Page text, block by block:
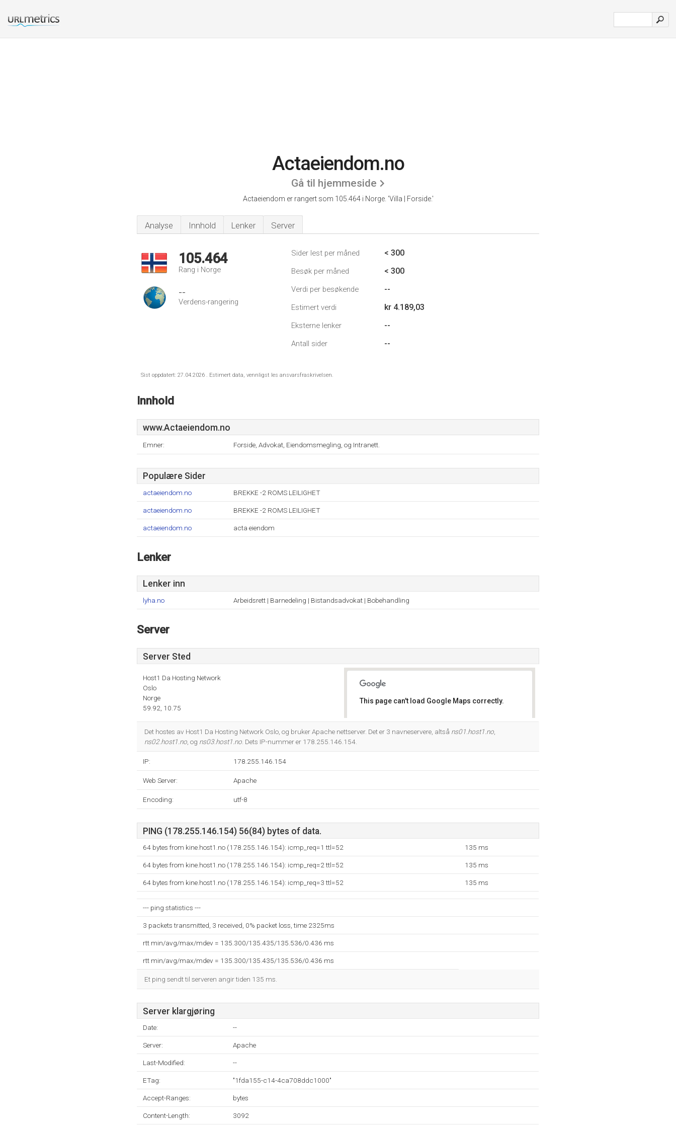
Actaeiendom.no
Gå til hjemmeside
Actaeiendom er rangert som 105.464 i Norge. 'Villa | Forside.'
Analyse Innhold Lenker Server
105.464
Rang i Norge
--
Verdens-rangering
Sider lest per måned < 300
Besøk per måned < 300
Verdi per besøkende --
Estimert verdi kr 4.189,03
Eksterne lenker --
Antall sider --
Sist oppdatert: 27.04.2026 . Estimert data, vennligst les ansvarsfraskrivelsen.
Innhold
www.Actaeiendom.no
Emner: Forside, Advokat, Eiendomsmegling, og Intranett.
Populære Sider
actaeiendom.no BREKKE -2 ROMS LEILIGHET
actaeiendom.no BREKKE -2 ROMS LEILIGHET
actaeiendom.no acta eiendom
Lenker
Lenker inn
lyha.no Arbeidsrett | Barnedeling | Bistandsadvokat | Bobehandling
Server
Server Sted
Host1 Da Hosting Network
Oslo
Norge
59.92, 10.75
This page can't load Google Maps correctly.
Det hostes av Host1 Da Hosting Network Oslo, og bruker Apache nettserver. Det er 3 navneservere, altså ns01.host1.no
ns02.host1.no , og ns03.host1.no . Dets IP-nummer er 178.255.146.154.
IP: 178.255.146.154
Web Server: Apache
Encoding: utf-8
PING (178.255.146.154) 56(84) bytes of data.
64 bytes from kine.host1.no (178.255.146.154): icmp_req=1 ttl=52 135 ms
64 bytes from kine.host1.no (178.255.146.154): icmp_req=2 ttl=52 135 ms
64 bytes from kine.host1.no (178.255.146.154): icmp_req=3 ttl=52 135 ms
--- ping statistics ---
3 packets transmitted, 3 received, 0% packet loss, time 2325ms
rtt min/avg/max/mdev = 135.300/135.435/135.536/0.436 ms
rtt min/avg/max/mdev = 135.300/135.435/135.536/0.436 ms
Et ping sendt til serveren angir tiden 135 ms.
Server klargjøring
Date: --
Server: Apache
Last-Modified: --
ETag: "1fda155-c14-4ca708ddc1000"
Accept-Ranges: bytes
Content-Length: 3092